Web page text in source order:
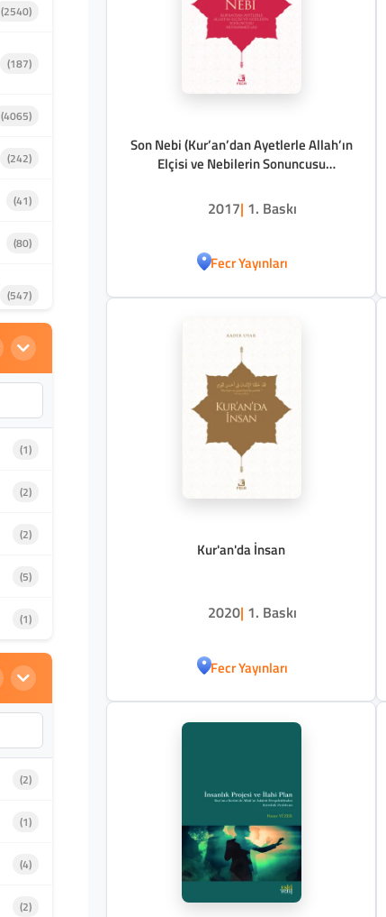
(2540)
(187)
(4065)
(242)
(41)
(80)
(547)
(1986)
(1588)
(1)
(2)
(2)
(5)
(1)
(2)
(1)
(4)
(2)
Son Nebi (Kur’an’dan Ayetlerle Allah’ın
Elçisi ve Nebilerin Sonuncusu
2017| 1. Baskı
Fecr Yayınları
Kur'an'da İnsan
2020| 1. Baskı
Fecr Yayınları